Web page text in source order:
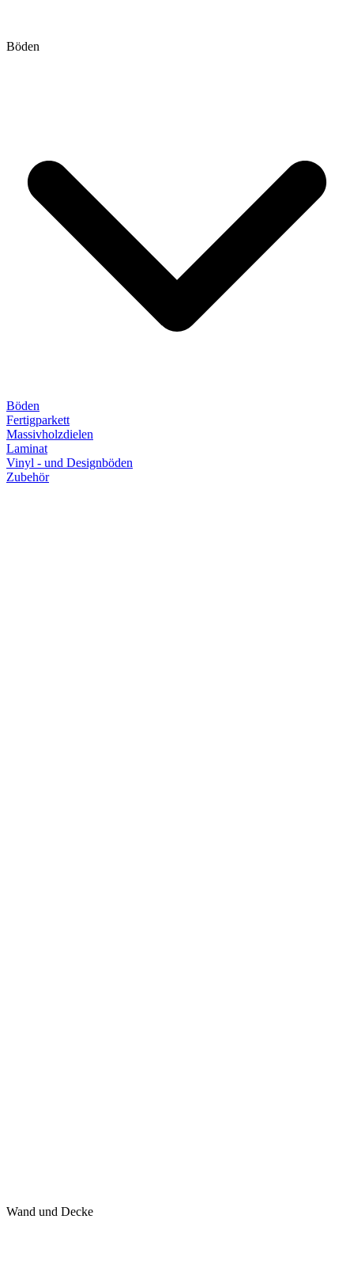
Böden
Böden
Fertigparkett
Massivholzdielen
Laminat
Vinyl - und Designböden
Zubehör
Wand und Decke